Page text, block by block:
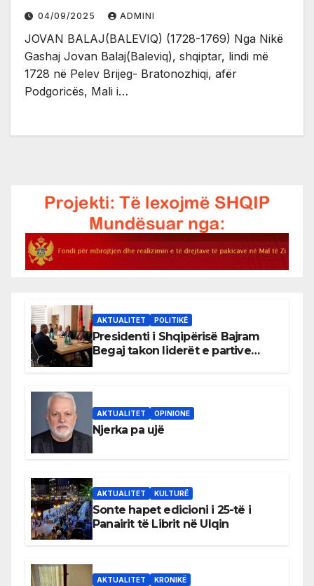
04/09/2025 ADMINI
JOVAN BALAJ(BALEVIQ) (1728-1769) Nga Nikë
Gashaj Jovan Balaj(Baleviq), shqiptar, lindi më
1728 në Pelev Brijeg- Bratonozhiqi, afër
Podgoricës, Mali i…
AKTUALITET POLITIKË
Presidenti i Shqipërisë Bajram
Begaj takon liderët e partive
AKTUALITET OPINIONE
Njerka pa ujë
AKTUALITET KULTURË
Sonte hapet edicioni i 25-të i
Panairit të Librit në Ulqin
AKTUALITET KRONIKË